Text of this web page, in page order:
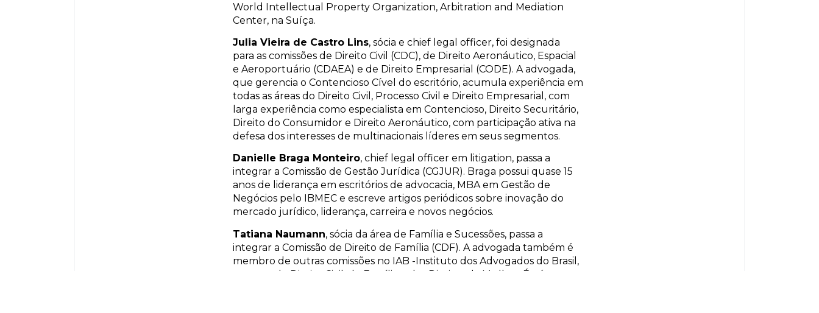
World Intellectual Property Organization, Arbitration and Mediation
Center, na Suíça.
Julia Vieira de Castro Lins, sócia e chief legal officer, foi designada
para as comissões de Direito Civil (CDC), de Direito Aeronáutico, Espacial
e Aeroportuário (CDAEA) e de Direito Empresarial (CODE). A advogada,
que gerencia o Contencioso Cível do escritório, acumula experiência em
todas as áreas do Direito Civil, Processo Civil e Direito Empresarial, com
larga experiência como especialista em Contencioso, Direito Securitário,
Direito do Consumidor e Direito Aeronáutico, com participação ativa na
defesa dos interesses de multinacionais líderes em seus segmentos.
Danielle Braga Monteiro, chief legal officer em litigation, passa a
integrar a Comissão de Gestão Jurídica (CGJUR). Braga possui quase 15
anos de liderança em escritórios de advocacia, MBA em Gestão de
Negócios pelo IBMEC e escreve artigos periódicos sobre inovação do
mercado jurídico, liderança, carreira e novos negócios.
Tatiana Naumann, sócia da área de Família e Sucessões, passa a
integrar a Comissão de Direito de Família (CDF). A advogada também é
membro de outras comissões no IAB -Instituto dos Advogados do Brasil,
como as de Direito Civil, de Família e dos Direitos da Mulher. É pós-